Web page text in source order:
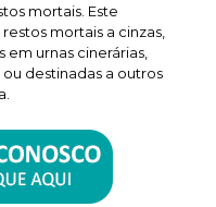
mortais. Este
mortais a cinzas,
urnas cinerárias,
destinadas a outros